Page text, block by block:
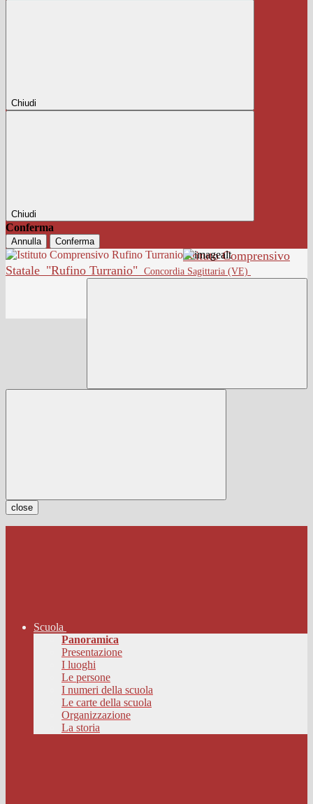
Chiudi
Chiudi
Conferma
Annulla Conferma
Istituto Comprensivo
Statale "Rufino Turranio" Concordia Sagittaria (VE)
close
Scuola
Panoramica
Presentazione
I luoghi
Le persone
I numeri della scuola
Le carte della scuola
Organizzazione
La storia